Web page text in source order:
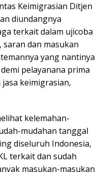
Keimigrasian Ditjen
diundangnya
terkait dalam ujicoba
dan masukan
yang nantinya
pelayanana prima
keimigrasian,
kelemahan-
mudahan tanggal
diseluruh Indonesia,
terkait dan sudah
masukan-masukan